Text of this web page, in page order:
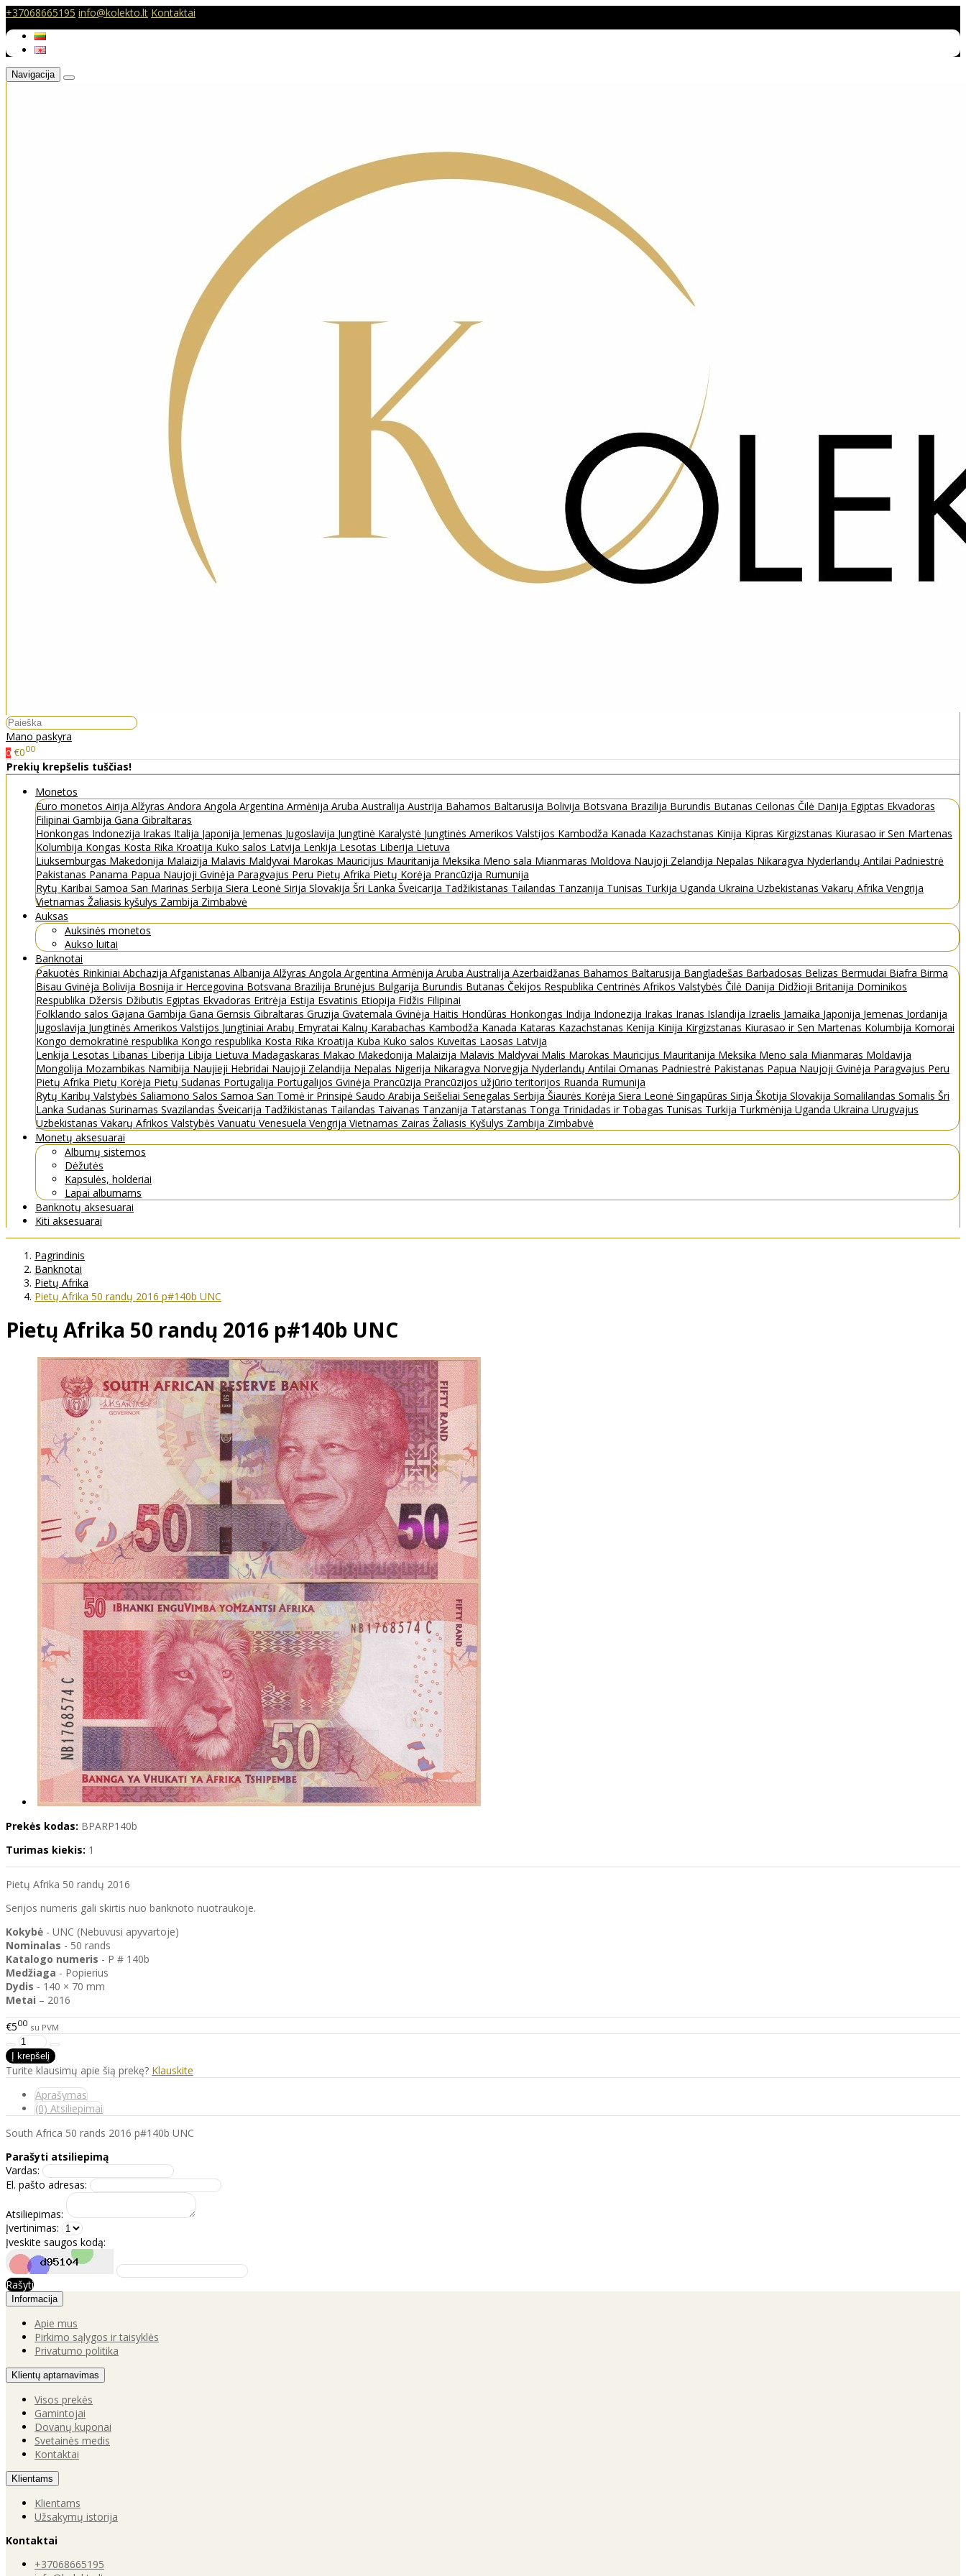
+37068665195 info@kolekto.lt Kontaktai
Navigacija
Mano paskyra
0 €000
Prekių krepšelis tuščias!
Monetos
Euro monetos Airija Alžyras Andora Angola Argentina Armėnija Aruba Australija Austrija Bahamos Baltarusija Bolivija Botsvana Brazilija Burundis Butanas Ceilonas Čilė Danija Egiptas Ekvadoras
Filipinai Gambija Gana Gibraltaras
Honkongas Indonezija Irakas Italija Japonija Jemenas Jugoslavija Jungtinė Karalystė Jungtinės Amerikos Valstijos Kambodža Kanada Kazachstanas Kinija Kipras Kirgizstanas Kiurasao ir Sen Martenas
Kolumbija Kongas Kosta Rika Kroatija Kuko salos Latvija Lenkija Lesotas Liberija Lietuva
Liuksemburgas Makedonija Malaizija Malavis Maldyvai Marokas Mauricijus Mauritanija Meksika Meno sala Mianmaras Moldova Naujoji Zelandija Nepalas Nikaragva Nyderlandų Antilai Padniestrė
Pakistanas Panama Papua Naujoji Gvinėja Paragvajus Peru Pietų Afrika Pietų Korėja Prancūzija Rumunija
Rytų Karibai Samoa San Marinas Serbija Siera Leonė Sirija Slovakija Šri Lanka Šveicarija Tadžikistanas Tailandas Tanzanija Tunisas Turkija Uganda Ukraina Uzbekistanas Vakarų Afrika Vengrija
Vietnamas Žaliasis kyšulys Zambija Zimbabvė
Auksas
Auksinės monetos
Aukso luitai
Banknotai
Pakuotės Rinkiniai Abchazija Afganistanas Albanija Alžyras Angola Argentina Armėnija Aruba Australija Azerbaidžanas Bahamos Baltarusija Bangladešas Barbadosas Belizas Bermudai Biafra Birma
Bisau Gvinėja Bolivija Bosnija ir Hercegovina Botsvana Brazilija Brunėjus Bulgarija Burundis Butanas Čekijos Respublika Centrinės Afrikos Valstybės Čilė Danija Didžioji Britanija Dominikos
Respublika Džersis Džibutis Egiptas Ekvadoras Eritrėja Estija Esvatinis Etiopija Fidžis Filipinai
Folklando salos Gajana Gambija Gana Gernsis Gibraltaras Gruzija Gvatemala Gvinėja Haitis Hondūras Honkongas Indija Indonezija Irakas Iranas Islandija Izraelis Jamaika Japonija Jemenas Jordanija
Jugoslavija Jungtinės Amerikos Valstijos Jungtiniai Arabų Emyratai Kalnų Karabachas Kambodža Kanada Kataras Kazachstanas Kenija Kinija Kirgizstanas Kiurasao ir Sen Martenas Kolumbija Komorai
Kongo demokratinė respublika Kongo respublika Kosta Rika Kroatija Kuba Kuko salos Kuveitas Laosas Latvija
Lenkija Lesotas Libanas Liberija Libija Lietuva Madagaskaras Makao Makedonija Malaizija Malavis Maldyvai Malis Marokas Mauricijus Mauritanija Meksika Meno sala Mianmaras Moldavija
Mongolija Mozambikas Namibija Naujieji Hebridai Naujoji Zelandija Nepalas Nigerija Nikaragva Norvegija Nyderlandų Antilai Omanas Padniestrė Pakistanas Papua Naujoji Gvinėja Paragvajus Peru
Pietų Afrika Pietų Korėja Pietų Sudanas Portugalija Portugalijos Gvinėja Prancūzija Prancūzijos užjūrio teritorijos Ruanda Rumunija
Rytų Karibų Valstybės Saliamono Salos Samoa San Tomė ir Prinsipė Saudo Arabija Seišeliai Senegalas Serbija Šiaurės Korėja Siera Leonė Singapūras Sirija Škotija Slovakija Somalilandas Somalis Šri
Lanka Sudanas Surinamas Svazilandas Šveicarija Tadžikistanas Tailandas Taivanas Tanzanija Tatarstanas Tonga Trinidadas ir Tobagas Tunisas Turkija Turkmėnija Uganda Ukraina Urugvajus
Uzbekistanas Vakarų Afrikos Valstybės Vanuatu Venesuela Vengrija Vietnamas Zairas Žaliasis Kyšulys Zambija Zimbabvė
Monetų aksesuarai
Albumų sistemos
Dėžutės
Kapsulės, holderiai
Lapai albumams
Banknotų aksesuarai
Kiti aksesuarai
Pagrindinis
Banknotai
Pietų Afrika
Pietų Afrika 50 randų 2016 p#140b UNC
Pietų Afrika 50 randų 2016 p#140b UNC
Prekės kodas: BPARP140b
Turimas kiekis: 1
Pietų Afrika 50 randų 2016
Serijos numeris gali skirtis nuo banknoto nuotraukoje.
Kokybė - UNC (Nebuvusi apyvartoje)
Nominalas - 50 rands
Katalogo numeris - P # 140b
Medžiaga - Popierius
Dydis - 140 × 70 mm
Metai – 2016
€500 su PVM
Turite klausimų apie šią prekę? Klauskite
Aprašymas
(0) Atsiliepimai
South Africa 50 rands 2016 p#140b UNC
Parašyti atsiliepimą
Vardas:
El. pašto adresas:
Atsiliepimas:
Įvertinimas:
Įveskite saugos kodą:
Rašyti
Informacija
Apie mus
Pirkimo sąlygos ir taisyklės
Privatumo politika
Klientų aptarnavimas
Visos prekės
Gamintojai
Dovanų kuponai
Svetainės medis
Kontaktai
Klientams
Klientams
Užsakymų istorija
Kontaktai
+37068665195